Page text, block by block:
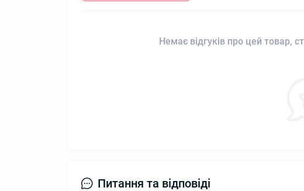
Немає відгуків про цей товар,
Питання та відповіді